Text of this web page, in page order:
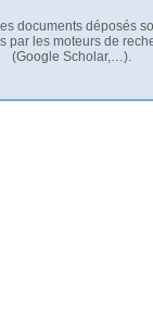
documents déposés
par les moteurs de
(Google Scholar,…).